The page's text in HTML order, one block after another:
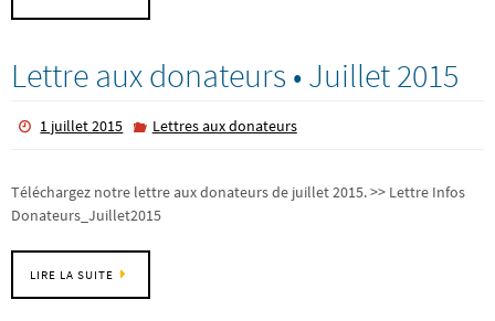
Lettre aux donateurs • Juillet 2015
1 juillet 2015 Lettres aux donateurs
Téléchargez notre lettre aux donateurs de juillet 2015. >> Lettre Infos
Donateurs_Juillet2015
LIRE LA SUITE